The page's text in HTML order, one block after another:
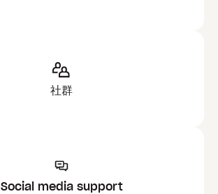
社群
Social media support